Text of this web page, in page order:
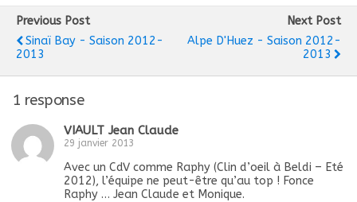
Previous Post
Sinaï Bay - Saison 2012-
2013
Next Post
Alpe D'Huez - Saison 2012-
2013
1 response
VIAULT Jean Claude
29 janvier 2013
Avec un CdV comme Raphy (Clin d’oeil à Beldi – Eté
2012), l’équipe ne peut-être qu’au top ! Fonce
Raphy … Jean Claude et Monique.